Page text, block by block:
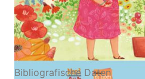
Hardcover
Bibliografische Daten